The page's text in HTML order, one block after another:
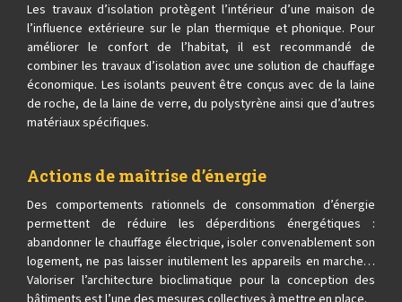
Les travaux d’isolation protègent l’intérieur d’une maison de
l’influence extérieure sur le plan thermique et phonique. Pour
améliorer le confort de l’habitat, il est recommandé de
combiner les travaux d’isolation avec une solution de chauffage
économique. Les isolants peuvent être conçus avec de la laine
de roche, de la laine de verre, du polystyrène ainsi que d’autres
matériaux spécifiques.
Actions de maîtrise d’énergie
Des comportements rationnels de consommation d’énergie
permettent de réduire les déperditions énergétiques :
abandonner le chauffage électrique, isoler convenablement son
logement, ne pas laisser inutilement les appareils en marche…
Valoriser l’architecture bioclimatique pour la conception des